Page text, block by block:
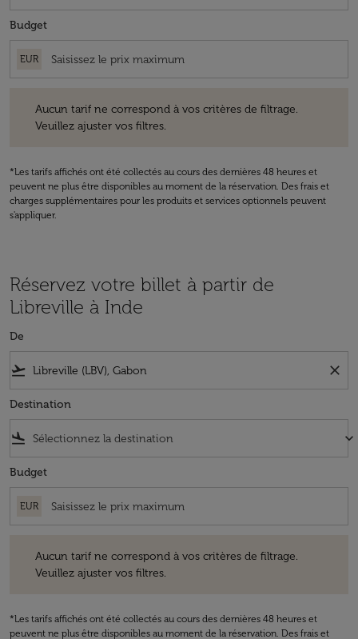
Budget
EUR
Aucun tarif ne correspond à vos critères de filtrage.
Veuillez ajuster vos filtres.
*Les tarifs affichés ont été collectés au cours des dernières 48 heures et
peuvent ne plus être disponibles au moment de la réservation. Des frais et
charges supplémentaires pour les produits et services optionnels peuvent
s'appliquer.
Réservez votre billet à partir de
Libreville à Inde
De
flight_takeoff close
Destination
flight_land keyboard_arrow_down
Budget
EUR
Aucun tarif ne correspond à vos critères de filtrage.
Veuillez ajuster vos filtres.
*Les tarifs affichés ont été collectés au cours des dernières 48 heures et
peuvent ne plus être disponibles au moment de la réservation. Des frais et